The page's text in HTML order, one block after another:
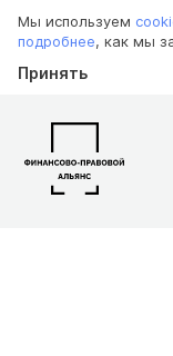
Мы используем
подробнее, как мы
Принять